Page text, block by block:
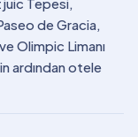
de Gracia,
Olimpic Limanı
ardından otele